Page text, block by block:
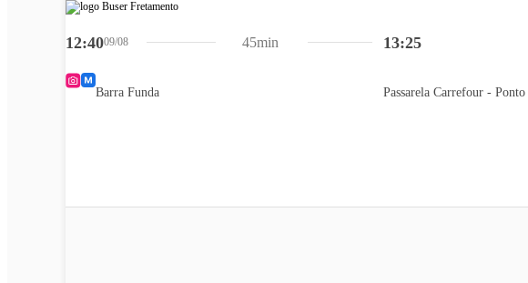
12:4009/08
Barra Funda
13:25
Passarela Carrefour -
45min